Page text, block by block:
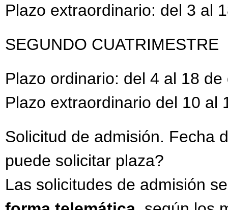
Plazo extraordinario: del 3 al
SEGUNDO CUATRIMESTRE
Plazo ordinario: del 4 al 18
Plazo extraordinario del 10 al
Solicitud de admisión. Fecha
puede solicitar plaza?
Las solicitudes de admisión